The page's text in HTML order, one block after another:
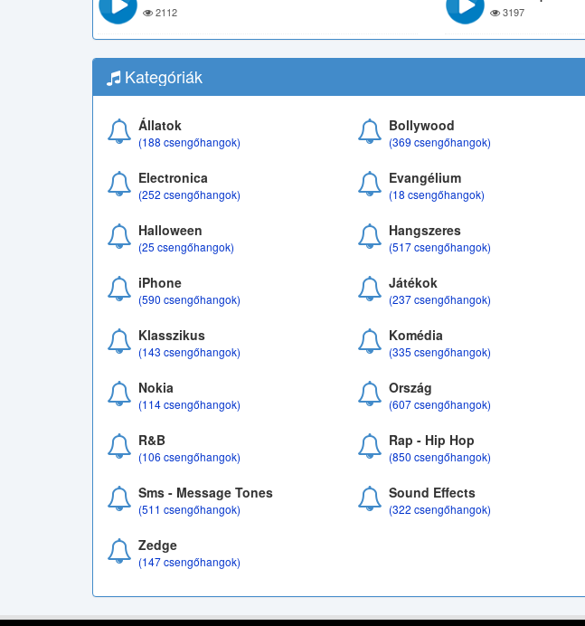
2112 3197
Kategóriák
Állatok
(188 csengőhangok)
Bollywood
(369 csengőhangok)
Electronica
(252 csengőhangok)
Evangélium
(18 csengőhangok)
Halloween
(25 csengőhangok)
Hangszeres
(517 csengőhangok)
iPhone
(590 csengőhangok)
Játékok
(237 csengőhangok)
Klasszikus
(143 csengőhangok)
Komédia
(335 csengőhangok)
Nokia
(114 csengőhangok)
Ország
(607 csengőhangok)
R&B
(106 csengőhangok)
Rap - Hip Hop
(850 csengőhangok)
Sms - Message Tones
(511 csengőhangok)
Sound Effects
(322 csengőhangok)
Zedge
(147 csengőhangok)